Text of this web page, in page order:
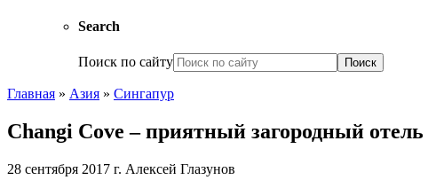
Search
Поиск по сайту
Главная » Азия » Сингапур
Changi Cove – приятный загородный
28 сентября 2017 г. Алексей Глазунов